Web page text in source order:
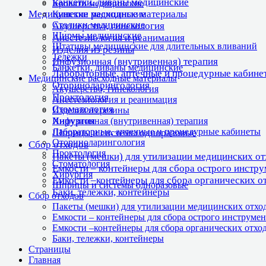
Медицинские расходные материалы
Акушерство, гинекология
Анестезиология и реанимация
Изделия из резины
Инфузионная (внутривенная) терапия
Лабораторные, аптечные и процедурные
Оториноларингология
Проктология
Стоматология
Хирургия
Шприцы и системы одноразовые
Сбор отходов
Пакеты (мешки) для утилизации медицинских
Емкости – контейнеры для сбора острого
Емкости –контейнеры для сбора органических
Баки, тележки, контейнеры
Кровати медицинские
Кушетки медицинские
Столики медицинские
Ширмы медицинские
Штативы медицинские для длительных вливаний
Тележки
Банкетки, диваны медицинские
Медицинские расходные материалы
Акушерство, гинекология
Анестезиология и реанимация
Изделия из резины
Инфузионная (внутривенная) терапия
Лабораторные, аптечные и процедурные кабинеты
Оториноларингология
Проктология
Стоматология
Хирургия
Шприцы и системы одноразовые
Сбор отходов
Пакеты (мешки) для утилизации медицинских
Емкости – контейнеры для сбора острого
Емкости –контейнеры для сбора органических
Баки, тележки, контейнеры
Страницы
Главная